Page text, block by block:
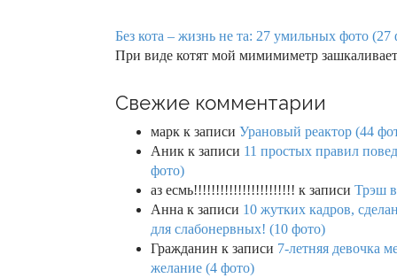
Без кота – жизнь не та: 27 умильных фото (27
При виде котят мой мимимиметр
Свежие комментарии
марк к записи Урановый реактор (44
Аник к записи 11 простых правил
фото)
аз есмь!!!!!!!!!!!!!!!!!!!!!!! к записи Трэш в
Анна к записи 10 жутких кадров,
для слабонервных! (10 фото)
Гражданин к записи 7-летняя девочка
желание (4 фото)